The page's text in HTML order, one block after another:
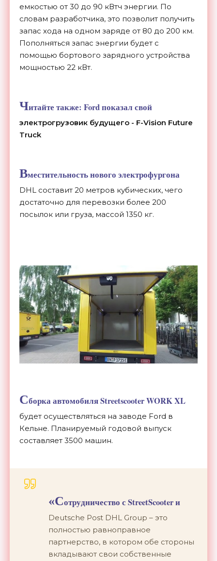
емкостью от 30 до 90 кВтч энергии. По
словам разработчика, это позволит получить
запас хода на одном заряде от 80 до 200 км.
Пополняться запас энергии будет с
помощью бортового зарядного устройства
мощностью 22 кВт.
Читайте также: Ford показал свой
электрогрузовик будущего - F-Vision Future
Truck
Вместительность нового электрофургона
DHL составит 20 метров кубических, чего
достаточно для перевозки более 200
посылок или груза, массой 1350 кг.
Сборка автомобиля Streetscooter WORK XL
будет осуществляться на заводе Ford в
Кельне. Планируемый годовой выпуск
составляет 3500 машин.
«Сотрудничество с StreetScooter и
Deutsche Post DHL Group – это
полностью равноправное
партнерство, в котором обе стороны
вкладывают свои собственные